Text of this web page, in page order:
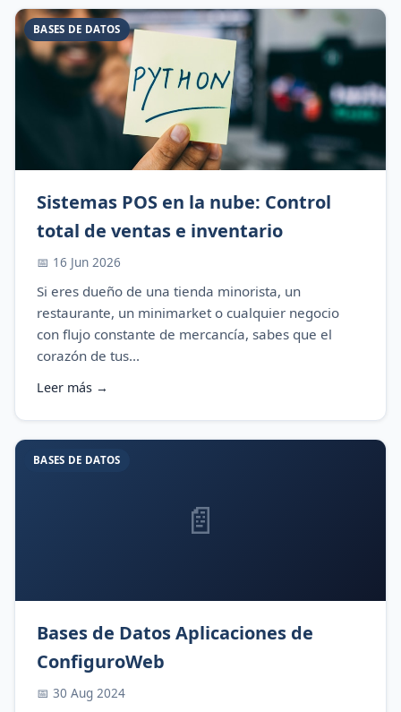
BASES DE DATOS
Sistemas POS en la nube: Control
total de ventas e inventario
📅 16 Jun 2026
Si eres dueño de una tienda minorista, un
restaurante, un minimarket o cualquier negocio
con flujo constante de mercancía, sabes que el
corazón de tus...
Leer más →
📄
BASES DE DATOS
Bases de Datos Aplicaciones de
ConfiguroWeb
📅 30 Aug 2024